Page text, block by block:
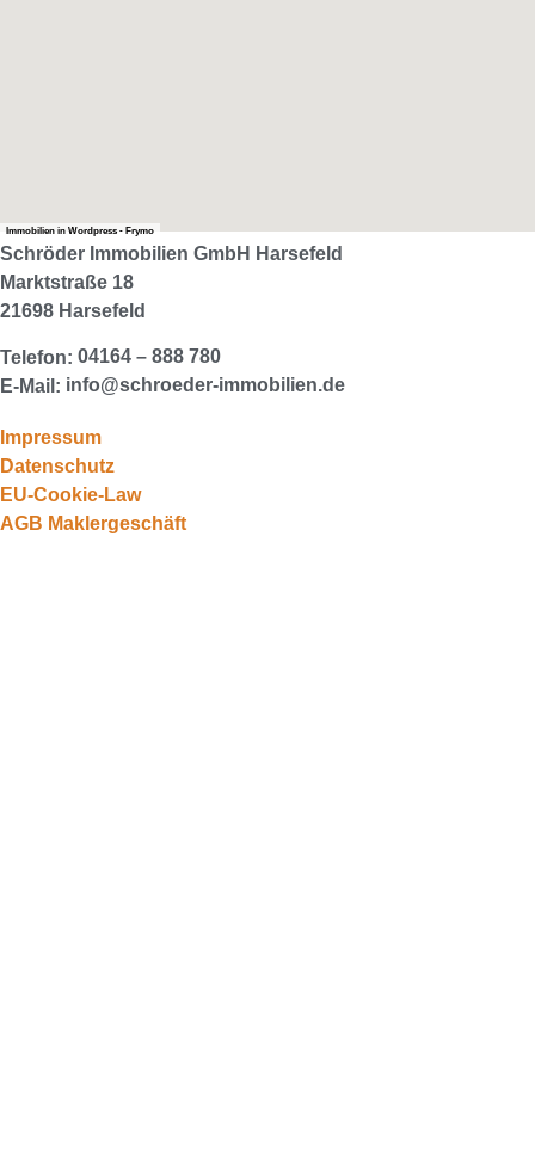
Immobilien in Wordpress - Frymo
Schröder Immobilien GmbH Harsefeld
Marktstraße 18
21698 Harsefeld
Telefon: 04164 – 888 780
E-Mail: info@schroeder-immobilien.de
Impressum
Datenschutz
EU-Cookie-Law
AGB Maklergeschäft